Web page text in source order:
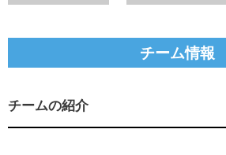
チーム情報
チームの紹介